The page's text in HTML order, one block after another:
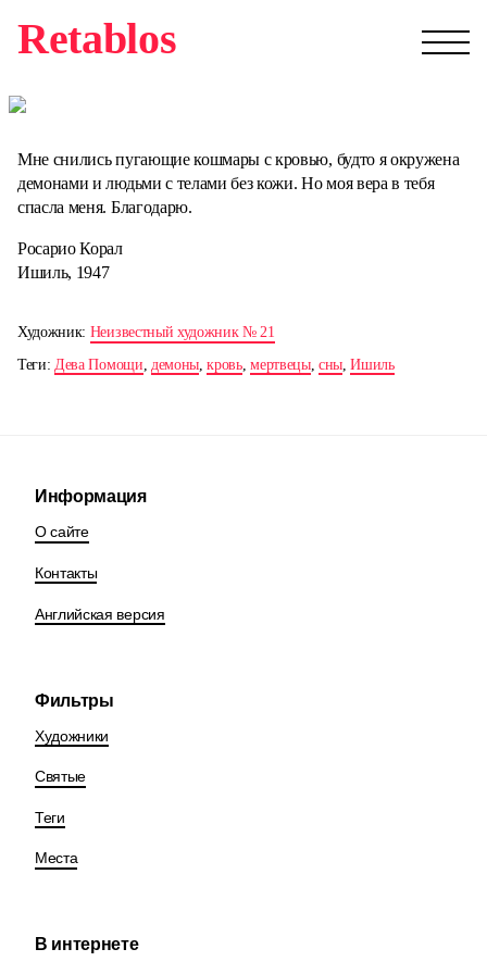
Retablos
Мне снились пугающие кошмары с кровью, будто я окружена
демонами и людьми с телами без кожи. Но моя вера в тебя
спасла меня. Благодарю.
Росарио Корал
Ишиль, 1947
Художник: Неизвестный художник № 21
Теги: Дева Помощи демоны ,кровь,мертвецы,сны ,Ишиль
Информация
О сайте
Контакты
Английская версия
Фильтры
Художники
Святые
Теги
Места
В интернете